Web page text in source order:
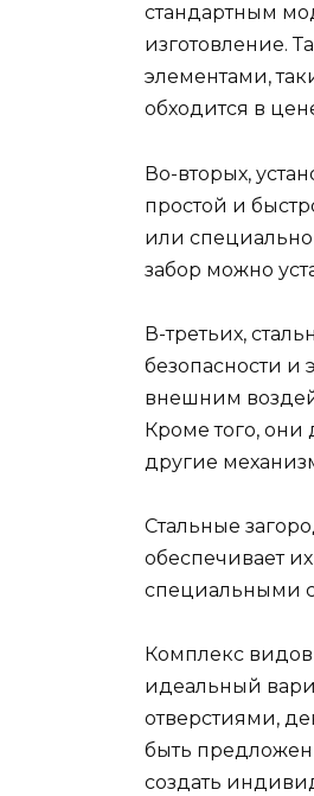
стандартным
изготовление.
элементами,
обходится в
Во-вторых,
простой и
или специально
забор можно
В-третьих,
безопасности и
внешним
Кроме того,
другие
Стальные
обеспечивает
специальными
Комплекс видов
идеальный
отверстиями,
быть
создать